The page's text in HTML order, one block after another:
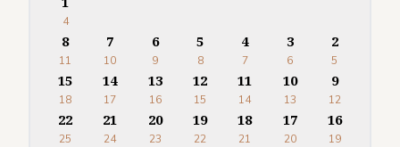
4
2
5
3
6
4
7
5
8
6
9
7
10
8
11
9
12
10
13
11
14
12
15
13
16
14
17
15
18
16
19
17
20
18
21
19
22
20
23
21
24
22
25